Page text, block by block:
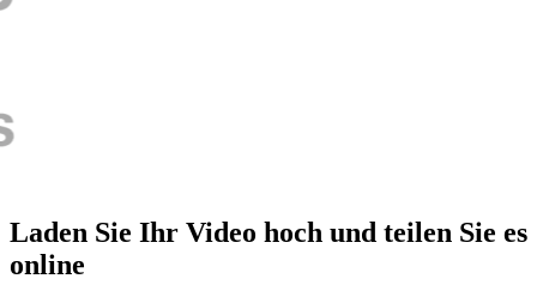
Laden Sie Ihr Video hoch und teilen Sie es
online